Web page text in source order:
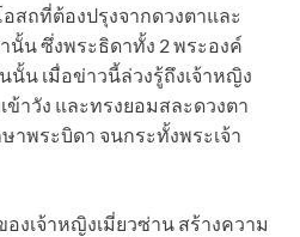
สถที่ต้องปรุงจากดวงตาและ
นั้น ซึ่งพระธิดาทั้ง 2 พระองค์
น เมื่อข่าวนี้ล่วงรู้ถึงเจ้าหญิง
ข้าวัง และทรงยอมสละดวงตา
าพระบิดา จนกระทั้งพระเจ้า
เจ้าหญิงเมี่ยวซ่าน สร้างความ